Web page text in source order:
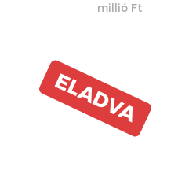
millió Ft
ELADVA